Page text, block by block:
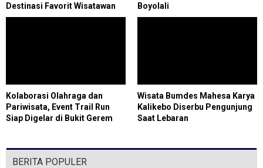
Destinasi Favorit Wisatawan Boyolali
Kolaborasi Olahraga dan
Pariwisata, Event Trail Run
Siap Digelar di Bukit Gerem
Wisata Bumdes Mahesa Karya
Kalikebo Diserbu Pengunjung
Saat Lebaran
BERITA POPULER